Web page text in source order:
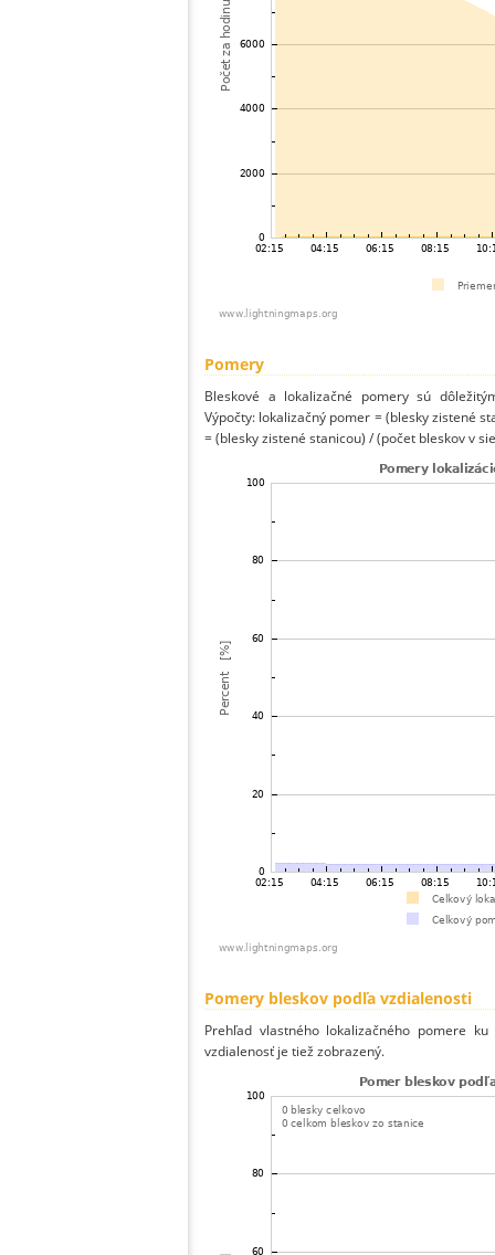
Pomery
Bleskové a lokalizačné pomery sú
Výpočty: lokalizačný pomer = (blesky zistené
= (blesky zistené stanicou) / (počet bleskov v
Pomery bleskov podľa vzdialenosti
Prehľad vlastného lokalizačného pomere
vzdialenosť je tiež zobrazený.